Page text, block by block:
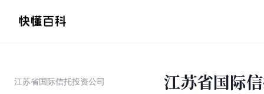
江苏省国际信托投资公司
江苏省国际